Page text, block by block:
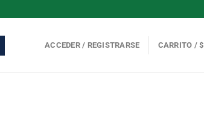
ACCEDER / REGISTRARSE CARRITO /$